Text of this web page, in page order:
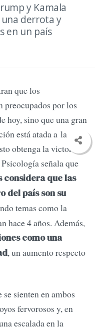
y Kamala
derrota y
en un país
que los
preocupados por los
hoy, sino que una gran
está atada a la
obtenga la victoria.
señala que
considera que las
del país son su
temas como la
hace 4 años. Además,
como una
, un aumento respecto
sienten en ambos
fervorosos y, en
escalada en la